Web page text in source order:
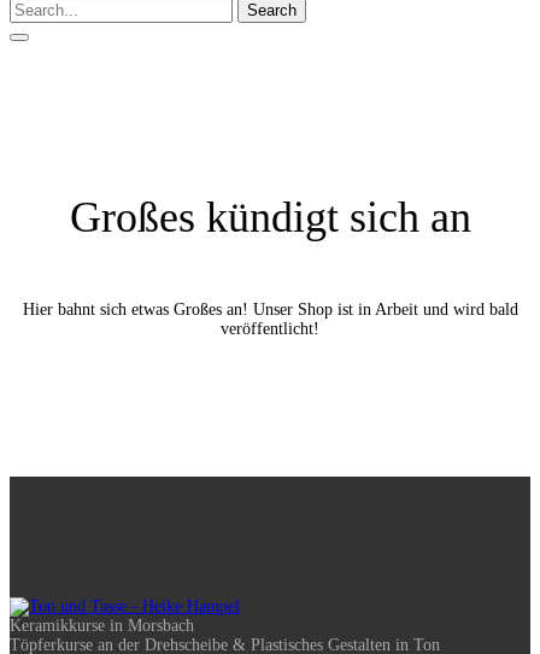
Search
Großes kündigt sich an
Hier bahnt sich etwas Großes an! Unser Shop ist in Arbeit und wird bald
veröffentlicht!
Keramikkurse in Morsbach
Töpferkurse an der Drehscheibe & Plastisches Gestalten in Ton